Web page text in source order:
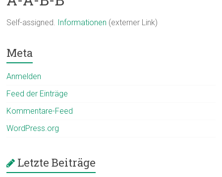
Self-assigned. Informationen (externer Link)
Meta
Anmelden
Feed der Einträge
Kommentare-Feed
WordPress.org
Letzte Beiträge